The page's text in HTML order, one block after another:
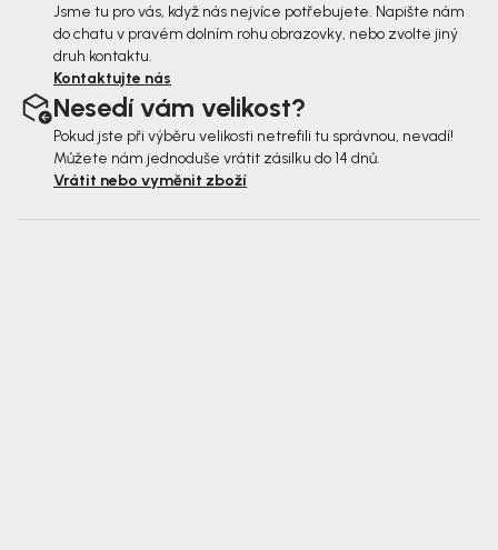
Jsme tu pro vás, když nás nejvíce potřebujete. Napište nám
do chatu v pravém dolním rohu obrazovky, nebo zvolte jiný
druh kontaktu.
Kontaktujte nás
Nesedí vám velikost?
Pokud jste při výběru velikosti netrefili tu správnou, nevadí!
Můžete nám jednoduše vrátit zásilku do 14 dnů.
Vrátit nebo vyměnit zboží